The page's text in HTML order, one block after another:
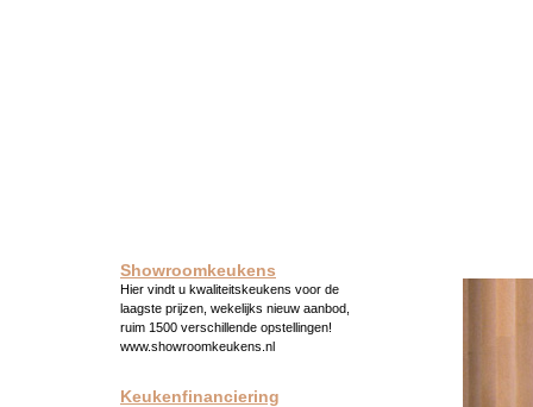
Showroomkeukens
Hier vindt u kwaliteitskeukens voor de
laagste prijzen, wekelijks nieuw aanbod,
ruim 1500 verschillende opstellingen!
www.showroomkeukens.nl
Keukenfinanciering